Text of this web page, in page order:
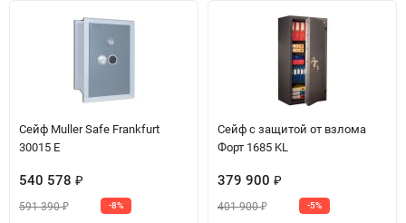
Сейф Muller Safe Frankfurt
30015 E
540 578 ₽
591 390₽ -8%
Сейф с защитой от взлома
Форт 1685 KL
379 900 ₽
401 900₽ -5%